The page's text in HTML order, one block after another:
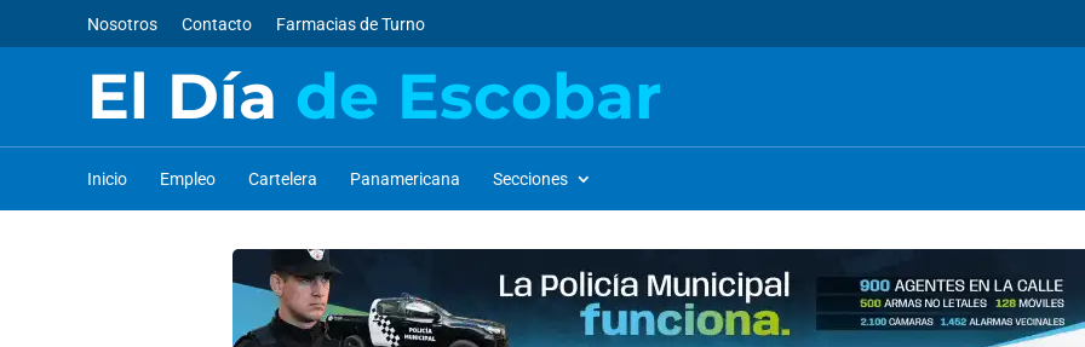
Nosotros Contacto Farmacias de Turno
El Día de Escobar
Inicio Empleo Cartelera Panamericana Secciones